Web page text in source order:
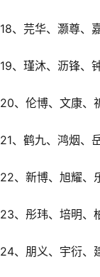
18、芫华、灏尊、
19、瑾沐、沥锋、
20、伦博、文康、
21、鹤九、鸿烟、
22、新博、旭耀、
23、彤玮、培明、
24、朋义、宇衍、